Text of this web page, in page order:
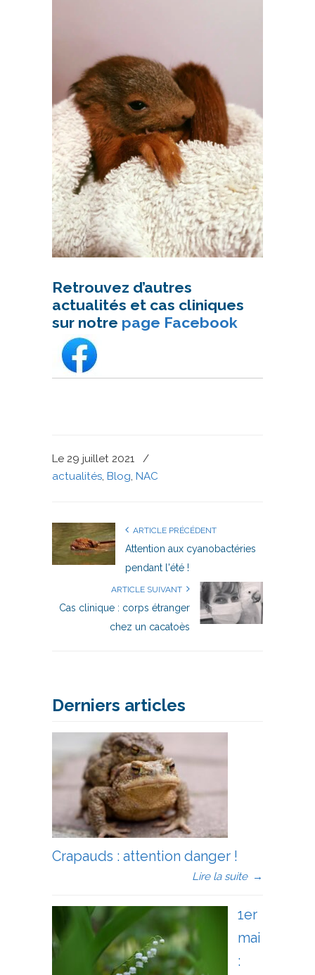
Retrouvez d’autres
actualités et cas cliniques
sur notre page Facebook
Le 29 juillet 2021
/
actualités, Blog, NAC
ARTICLE PRÉCÉDENT
Attention aux cyanobactéries
pendant l'été !
ARTICLE SUIVANT
Cas clinique : corps étranger
chez un cacatoès
Derniers articles
Crapauds : attention danger !
Lire la suite →
1er
mai
: